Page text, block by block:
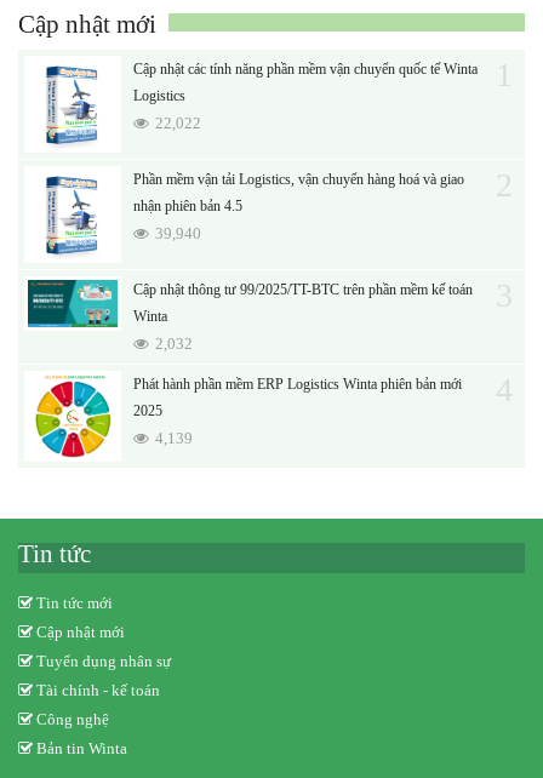
Cập nhật mới
Cập nhật các tính năng phần mềm vận chuyển quốc tế Winta
Logistics
22,022
1
Phần mềm vận tải Logistics, vận chuyển hàng hoá và giao
nhận phiên bản 4.5
39,940
2
Cập nhật thông tư 99/2025/TT-BTC trên phần mềm kế toán
Winta
2,032
3
Phát hành phần mềm ERP Logistics Winta phiên bản mới
2025
4,139
4
Tin tức
Tin tức mới
Cập nhật mới
Tuyển dụng nhân sự
Tài chính - kế toán
Công nghệ
Bản tin Winta